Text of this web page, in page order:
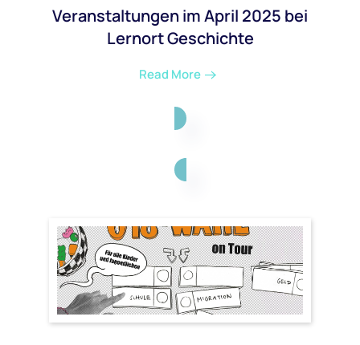
Veranstaltungen im April 2025 bei
Lernort Geschichte
Read More